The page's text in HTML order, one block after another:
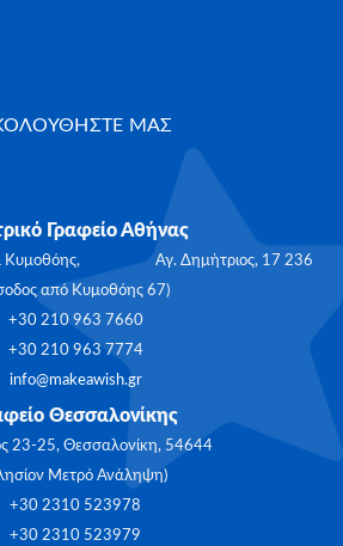
ΜΑΣ
Γραφείο Αθήνας
& Κυμοθόης, Αγ. Δημήτριος, 17 236
από Κυμοθόης 67)
+30 210 963 7660
+30 210 963 7774
info@makeawish.gr
Θεσσαλονίκης
23-25, Θεσσαλονίκη, 54644
Μετρό Ανάληψη)
+30 2310 523978
+30 2310 523979